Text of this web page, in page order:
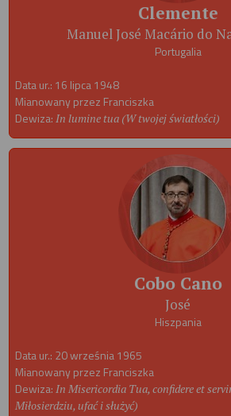
Clemente
Manuel José Macário do
Portugalia
Data ur.: 16 lipca 1948
Mianowany przez Franciszka
Dewiza: In lumine tua (W twojej światłości)
Cobo Cano
José
Hiszpania
Data ur.: 20 września 1965
Mianowany przez Franciszka
Dewiza: In Misericordia Tua, confidere et
Miłosierdziu, ufać i służyć)